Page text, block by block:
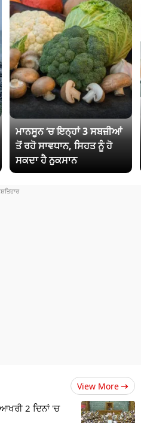
ਮਾਨਸੂਨ ‘ਚ ਇਨ੍ਹਾਂ 3 ਸਬਜ਼ੀਆਂ
ਤੋਂ ਰਹੋ ਸਾਵਧਾਨ, ਸਿਹਤ ਨੂੰ ਹੋ
ਸਕਦਾ ਹੈ ਨੁਕਸਾਨ
View More
2 ਦਿਨਾਂ 'ਚ